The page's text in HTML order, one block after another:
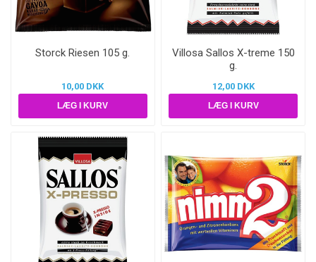
Storck Riesen 105 g.
10,00 DKK
Villosa Sallos X-treme 150
g.
12,00 DKK